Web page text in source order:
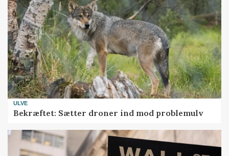
ULVE
Bekræftet: Sætter droner ind mod problemulv